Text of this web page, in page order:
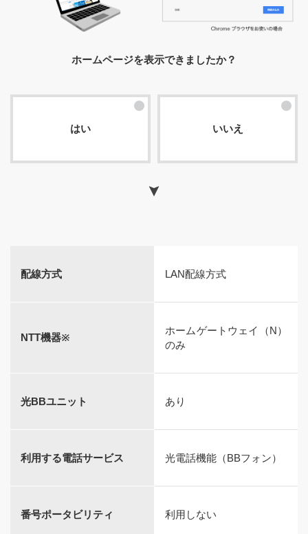
ホームページを表示できましたか？
はい いいえ
配線方式 LAN配線方式
NTT機器※
ホームゲートウェイ（N）
のみ
光BBユニット あり
利用する電話サービス 光電話機能（BBフォン）
番号ポータビリティ 利用しない